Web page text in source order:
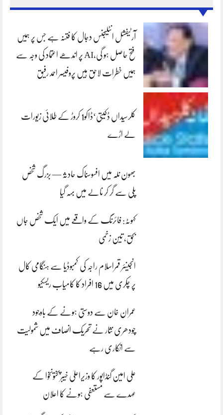
آرٹیفشل انٹلیجنس دجال کا فتنہ ہے جس پر ہمیں
فتح حاصل ہو گی،AI پر اندھے اعتماد کی وجہ سے
ہمیں خطرات لاحق ہیں پروفیسر احمد رفیق
کلرسیداں ڈکیتی‘ڈاکو1 کروڑ کے طلائی زیورات
لے اڑے
بھون نلہ میں افسوسناک حادثہ — بزرگ شخص
پلی سے گر کر نالے میں بہہ گیا
کہوٹہ: فائرنگ کے واقعے میں ایک شخص جاں
بحق، تین زخمی
انجینئر قمراسلام راجہ کی کمبوڈیا سے ہنگامی کال
پر چکری میں 16 افراد کا کامیاب ریسکیو
عمران خان سے دوستی ہونے کے باوجود
چودھری نثار نے تحریک انصاف میں شمولیت
سے انکاری رہے
علی امین گنڈاپور کا وزیراعلیٰ خیبرپختونخوا کے
عہدے سے مستعفی ہونے کا اعلان